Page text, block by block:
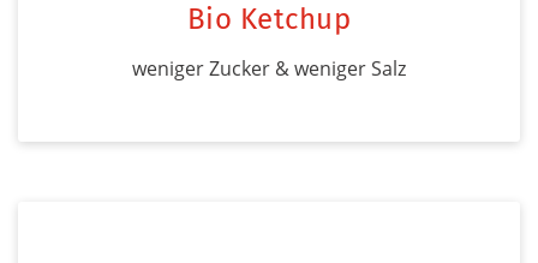
Bio Ketchup
weniger Zucker & weniger Salz